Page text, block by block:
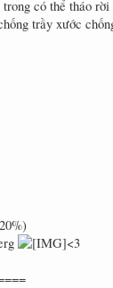
có thể tháo rời
trầy xước
<3